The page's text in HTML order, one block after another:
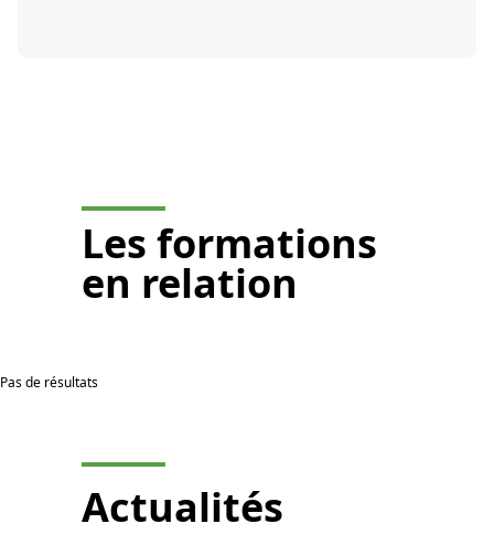
Les formations
en relation
Pas de résultats
Actualités